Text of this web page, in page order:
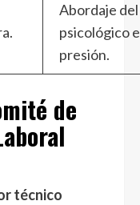
Abordaje
psicológico
presión.
de
técnico